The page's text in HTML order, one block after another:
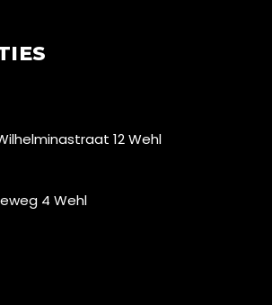
12 Wehl
4 Wehl